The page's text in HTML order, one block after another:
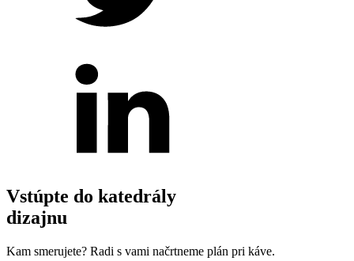
Vstúpte do katedrály
dizajnu
Kam smerujete? Radi s vami načrtneme plán pri káve.